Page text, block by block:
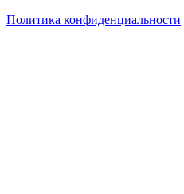
Политика конфиденциальности